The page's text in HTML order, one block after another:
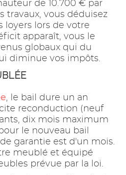
de 10.700 € par
travaux, vous déduisez
loyers lors de votre
apparaît, vous le
globaux qui du
diminue vos impôts.
, le bail dure un an
reconduction (neuf
dix mois maximum
le nouveau bail
garantie est d'un mois.
meublé et équipé
prévue par la loi.